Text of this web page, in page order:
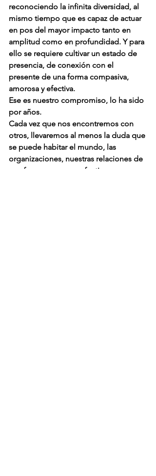
reconociendo la infinita diversidad, al
mismo tiempo que es capaz de actuar
en pos del mayor impacto tanto en
amplitud como en profundidad. Y para
ello se requiere cultivar un estado de
presencia, de conexión con el
presente de una forma compasiva,
amorosa y efectiva.
Ese es nuestro compromiso, lo ha sido
por años.
Cada vez que nos encontremos con
otros, llevaremos al menos la duda que
se puede habitar el mundo, las
organizaciones, nuestras relaciones de
una forma amorosa, efectiva,